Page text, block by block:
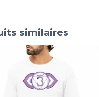
similaires